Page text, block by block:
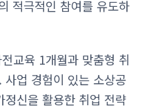
적극적인 참여를 유도하
교육 1개월과 맞춤형 취
사업 경험이 있는 소상공
정신을 활용한 취업 전략